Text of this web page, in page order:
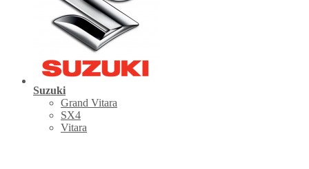
Suzuki
Grand Vitara
SX4
Vitara